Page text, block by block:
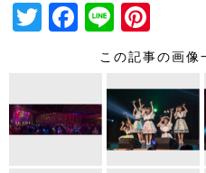
T
er
F
e
b
Li
n
nt
e
st
この記事の画像